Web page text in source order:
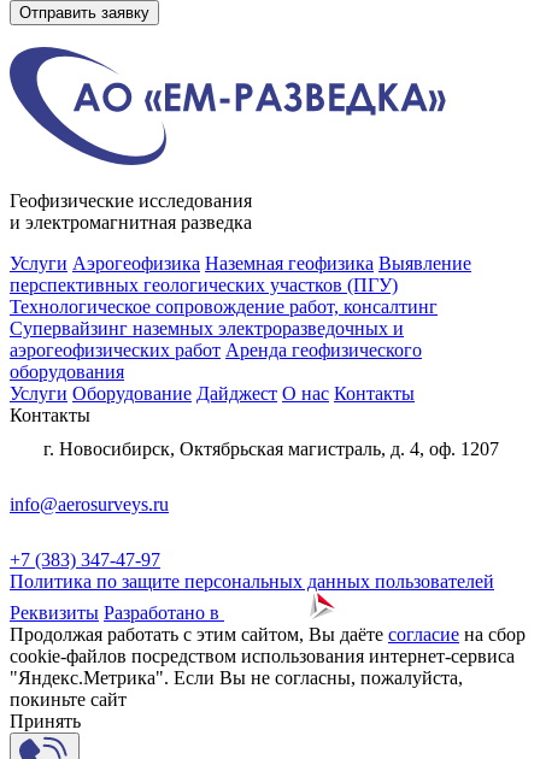
Отправить заявку
Геофизические исследования
и электромагнитная разведка
Услуги Аэрогеофизика Наземная геофизика Выявление
перспективных геологических участков (ПГУ)
Технологическое сопровождение работ, консалтинг
Супервайзинг наземных электроразведочных и
аэрогеофизических работ Аренда геофизического
оборудования
Услуги Оборудование Дайджест О нас Контакты
Контакты
г. Новосибирск, Октябрьская магистраль, д. 4, оф. 1207
info@aerosurveys.ru
+7 (383) 347-47-97
Политика по защите персональных данных пользователей
Реквизиты Разработано в
Продолжая работать с этим сайтом, Вы даёте согласие на сбор
cookie-файлов посредством использования интернет-сервиса
"Яндекс.Метрика". Если Вы не согласны, пожалуйста,
покиньте сайт
Принять